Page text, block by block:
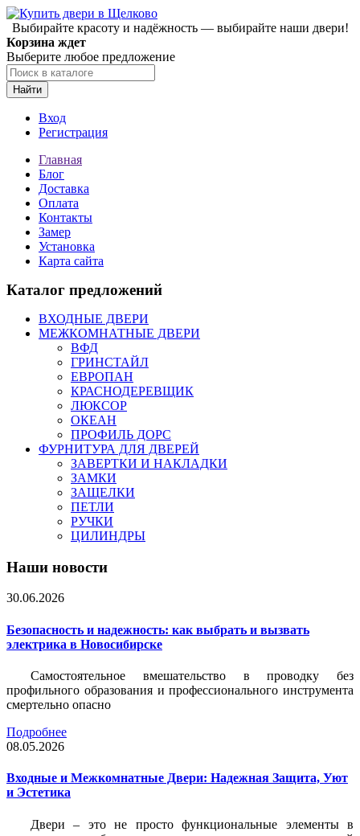
Выбирайте красоту и надёжность — выбирайте наши двери!
Корзина ждет
Выберите любое предложение
Найти
Вход
Регистрация
Главная
Блог
Доставка
Оплата
Контакты
Замер
Установка
Карта сайта
Каталог предложений
ВХОДНЫЕ ДВЕРИ
МЕЖКОМНАТНЫЕ ДВЕРИ
ВФД
ГРИНСТАЙЛ
ЕВРОПАН
КРАСНОДЕРЕВЩИК
ЛЮКСОР
ОКЕАН
ПРОФИЛЬ ДОРС
ФУРНИТУРА ДЛЯ ДВЕРЕЙ
ЗАВЕРТКИ И НАКЛАДКИ
ЗАМКИ
ЗАЩЕЛКИ
ПЕТЛИ
РУЧКИ
ЦИЛИНДРЫ
Наши новости
30.06.2026
Безопасность и надежность: как выбрать и вызвать
электрика в Новосибирске
Самостоятельное вмешательство в проводку без
профильного образования и профессионального инструмента
смертельно опасно
Подробнее
08.05.2026
Входные и Межкомнатные Двери: Надежная Защита, Уют
и Эстетика
Двери – это не просто функциональные элементы в